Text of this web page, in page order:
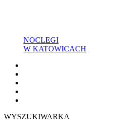
NOCLEGI
W KATOWICACH
WYSZUKIWARKA